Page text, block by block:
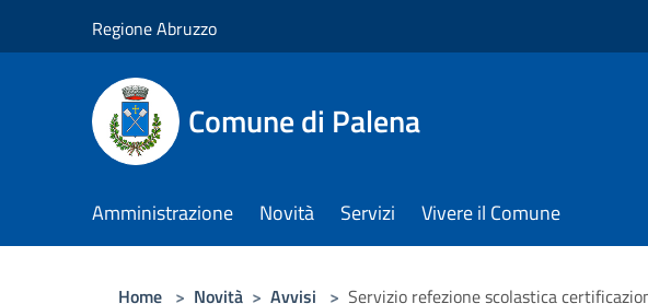
Regione Abruzzo
Comune di Palena
Amministrazione Novità Servizi Vivere il Comune
Home > Novità > Avvisi > Servizio refezione scolastica